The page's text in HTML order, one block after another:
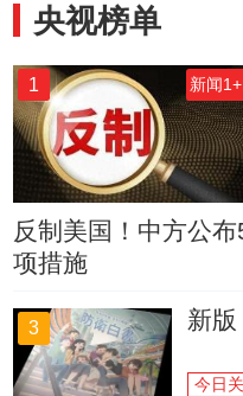
央视榜单
1 新闻
反制美国！中方公布
项措施
3 新
今日